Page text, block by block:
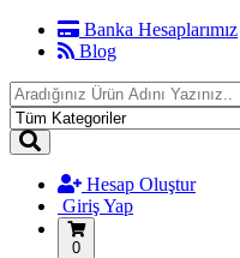
Banka Hesaplarımız
Blog
Hesap Oluştur
Giriş Yap
0